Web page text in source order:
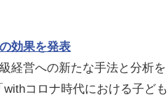
効果を発表
経営への新たな手法と分析を
コロナ時代における子ども